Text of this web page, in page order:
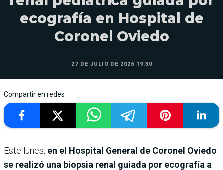
ecografía en Hospital de
Coronel Oviedo
27 DE JULIO DE 2026 19:30
Compartir en redes
Este lunes, en el Hospital General de Coronel Oviedo
se realizó una biopsia renal guiada por ecografía a